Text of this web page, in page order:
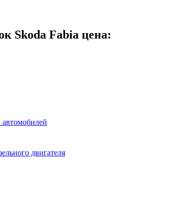
Skoda Fabia цена:
двигателя